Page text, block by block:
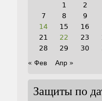
1
2
7
8 9
14
15 16
21
22 23
28
29 30
« Фев
Апр »
Защиты по